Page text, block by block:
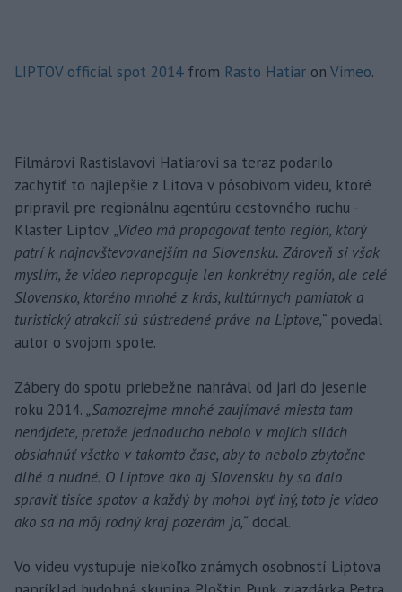
LIPTOV official spot 2014from Rasto Hatiar on Vimeo.
Filmárovi Rastislavovi Hatiarovi sa teraz podarilo
zachytiť to najlepšie z Litova v pôsobivom videu, ktoré
pripravil pre regionálnu agentúru cestovného ruchu -
Klaster Liptov. „Video má propagovať tento región, ktorý
patrí k najnavštevovanejším na Slovensku. Zároveň si však
myslím, že video nepropaguje len konkrétny región, ale celé
Slovensko, ktorého mnohé z krás, kultúrnych pamiatok a
turistický atrakcií sú sústredené práve na Liptove,“ povedal
autor o svojom spote.
Zábery do spotu priebežne nahrával od jari do jesenie
roku 2014. „Samozrejme mnohé zaujímavé miesta tam
nenájdete, pretože jednoducho nebolo v mojích silách
obsiahnúť všetko v takomto čase, aby to nebolo zbytočne
dlhé a nudné. O Liptove ako aj Slovensku by sa dalo
spraviť tisíce spotov a každý by mohol byť iný, toto je video
ako sa na môj rodný kraj pozerám ja,“ dodal.
Vo videu vystupuje niekoľko známych osobností Liptova